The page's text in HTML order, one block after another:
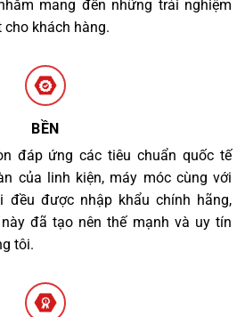
mang đến những trải nghiệm
khách hàng.
BỀN
đáp ứng các tiêu chuẩn quốc tế
của linh kiện, máy móc cùng với
đều được nhập khẩu chính hãng,
đã tạo nên thế mạnh và uy tín
tôi.